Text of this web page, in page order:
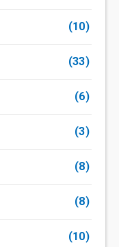
(10)
(33)
(6)
(3)
(8)
(8)
(10)